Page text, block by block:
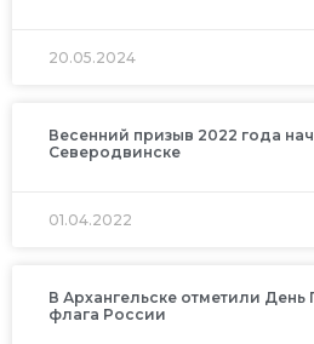
20.05.2024
Весенний призыв 2022 года
Северодвинске
01.04.2022
В Архангельске отметили День
флага России